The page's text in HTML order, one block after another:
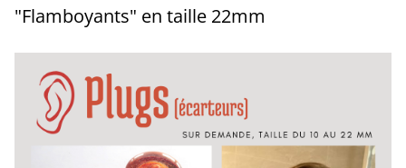
"Flamboyants" en taille 22mm